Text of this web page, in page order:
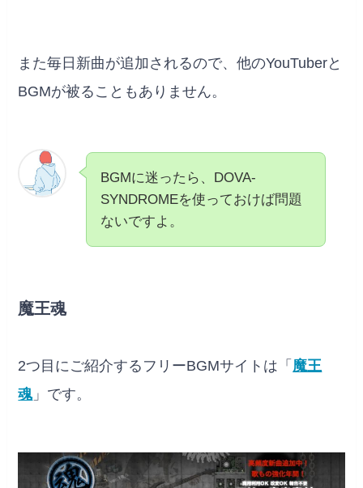
また毎日新曲が追加されるので、他のYouTuberと
BGMが被ることもありません。
BGMに迷ったら、DOVA-
SYNDROMEを使っておけば問題
ないですよ。
魔王魂
2つ目にご紹介するフリーBGMサイトは「 魔王
魂」です。